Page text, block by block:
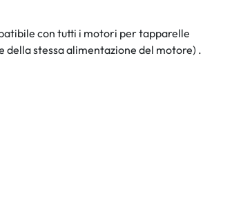
con tutti i motori per tapparelle
stessa alimentazione del motore) .